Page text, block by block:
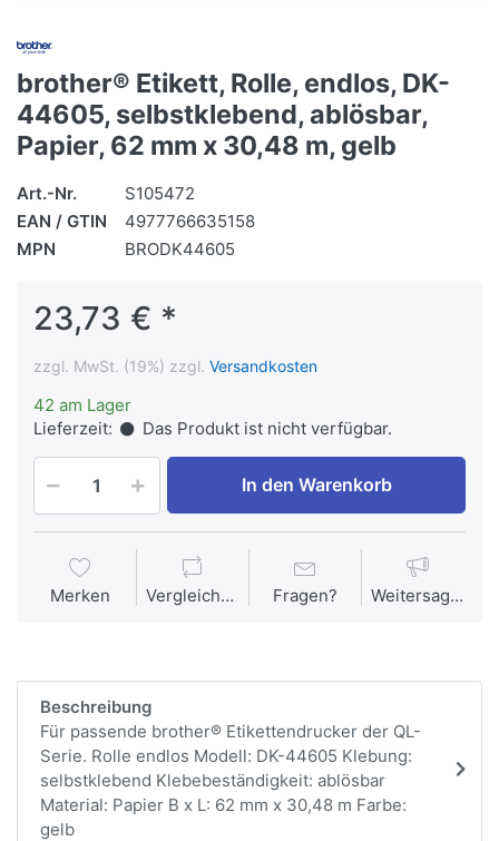
brother® Etikett, Rolle, endlos, DK-
44605, selbstklebend, ablösbar,
Papier, 62 mm x 30,48 m, gelb
Art.-Nr.
S105472
EAN / GTIN
4977766635158
MPN
BRODK44605
23,73 € *
zzgl. MwSt. (19%) zzgl. Versandkosten
42 am Lager
Lieferzeit:
Das Produkt ist nicht verfügbar.
In den Warenkorb
Merken Vergleichen Fragen? Weitersagen
Beschreibung
Für passende brother® Etikettendrucker der QL-
Serie. Rolle endlos Modell: DK-44605 Klebung:
selbstklebend Klebebeständigkeit: ablösbar
Material: Papier B x L: 62 mm x 30,48 m Farbe:
gelb